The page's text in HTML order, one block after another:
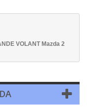
VOLANT Mazda 2